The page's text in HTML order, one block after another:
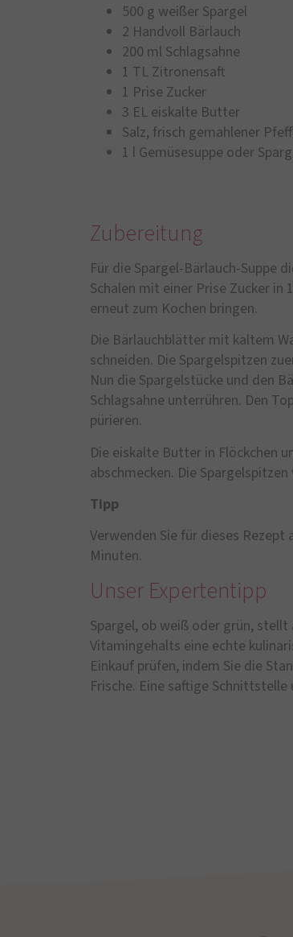
500 g weißer Spargel
2 Handvoll Bärlauch
200 ml Schlagsahne
1 TL Zitronensaft
1 Prise Zucker
3 EL eiskalte Butter
Salz, frisch gemahlener
1 l Gemüsesuppe oder
Zubereitung
Für die Spargel-Bärlauch-Suppe
Schalen mit einer Prise Zucker in
erneut zum Kochen bringen.
Die Bärlauchblätter mit kaltem
schneiden. Die Spargelspitzen
Nun die Spargelstücke und den
Schlagsahne unterrühren. Den
pürieren.
Die eiskalte Butter in Flöckchen
abschmecken. Die
Tipp
Verwenden Sie für dieses Rezept
Minuten.
Unser Expertentipp
Spargel, ob weiß oder grün, stellt
Vitamingehalts eine echte
Einkauf prüfen, indem Sie die
Frische. Eine saftige